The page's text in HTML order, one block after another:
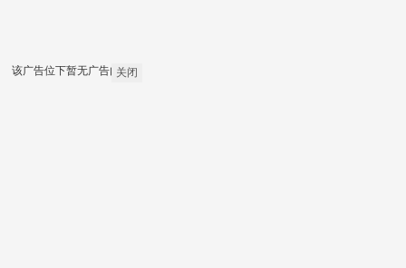
关闭
该广告位下暂无广告内容